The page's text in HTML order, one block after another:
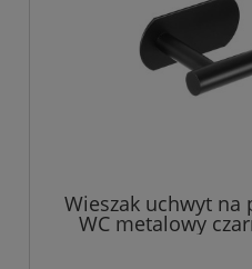
Wieszak uchwyt
WC metalowy